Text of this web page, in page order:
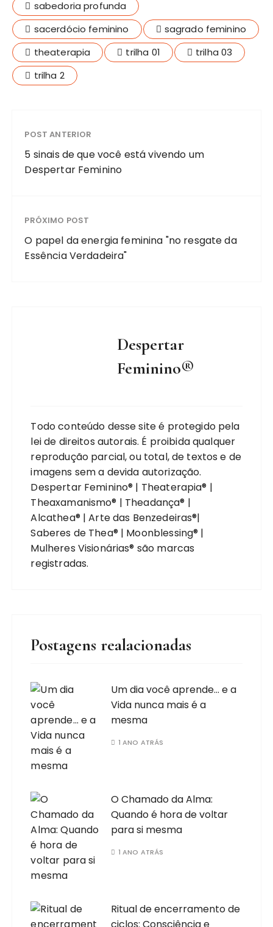
sabedoria profunda
sacerdócio feminino
sagrado feminino
theaterapia
trilha 01
trilha 03
trilha 2
POST ANTERIOR
5 sinais de que você está vivendo um
Despertar Feminino
PRÓXIMO POST
O papel da energia feminina "no resgate da
Essência Verdadeira"
Despertar
Feminino®
Todo conteúdo desse site é protegido pela
lei de direitos autorais. É proibida qualquer
reprodução parcial, ou total, de textos e de
imagens sem a devida autorização.
Despertar Feminino® | Theaterapia® |
Theaxamanismo® | Theadança® |
Alcathea® | Arte das Benzedeiras®|
Saberes de Thea® | Moonblessing® |
Mulheres Visionárias® são marcas
registradas.
Postagens realacionadas
Um dia você aprende… e a
Vida nunca mais é a
mesma
1 ANO ATRÁS
O Chamado da Alma:
Quando é hora de voltar
para si mesma
1 ANO ATRÁS
Ritual de encerramento de
ciclos: Consciência e